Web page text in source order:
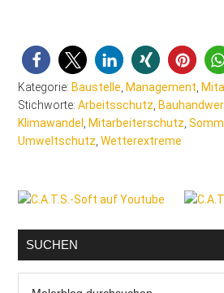
Kategorie: Baustelle, Management,
Stichworte:Arbeitsschutz,
Klimawandel , Mitarbeiterschutz,
Umweltschutz,Wetterextreme
Seitenspalte
SUCHEN